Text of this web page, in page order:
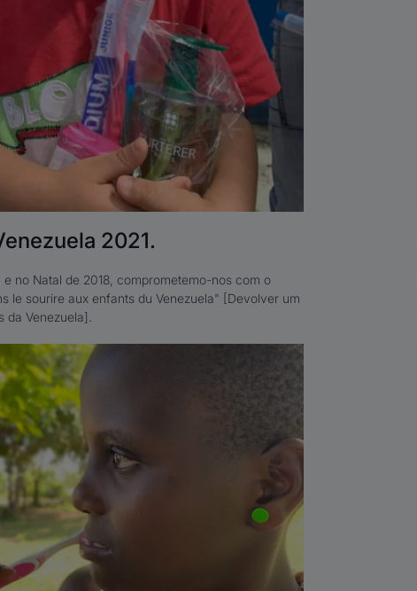
2021.
e no Natal de 2018, comprometemo-nos com o
le sourire aux enfants du Venezuela" [Devolver um
da Venezuela].